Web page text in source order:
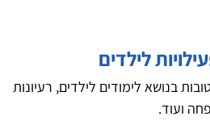
לילדים
בנושא לימודים לילדים, רעיונות
ועוד.